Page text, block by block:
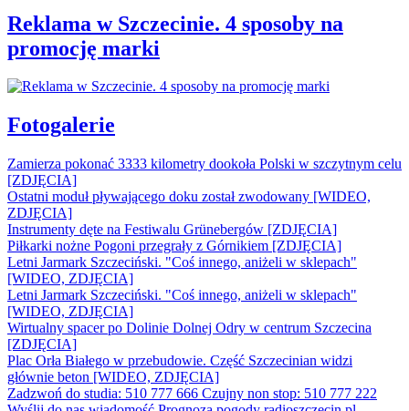
Reklama w Szczecinie. 4 sposoby na
promocję marki
Fotogalerie
Zamierza pokonać 3333 kilometry dookoła Polski w szczytnym celu
[ZDJĘCIA]
Ostatni moduł pływającego doku został zwodowany [WIDEO,
ZDJĘCIA]
Instrumenty dęte na Festiwalu Grünebergów [ZDJĘCIA]
Piłkarki nożne Pogoni przegrały z Górnikiem [ZDJĘCIA]
Letni Jarmark Szczeciński. "Coś innego, aniżeli w sklepach"
[WIDEO, ZDJĘCIA]
Letni Jarmark Szczeciński. "Coś innego, aniżeli w sklepach"
[WIDEO, ZDJĘCIA]
Wirtualny spacer po Dolinie Dolnej Odry w centrum Szczecina
[ZDJĘCIA]
Plac Orła Białego w przebudowie. Część Szczecinian widzi
głównie beton [WIDEO, ZDJĘCIA]
Zadzwoń do studia: 510 777 666 Czujny non stop: 510 777 222